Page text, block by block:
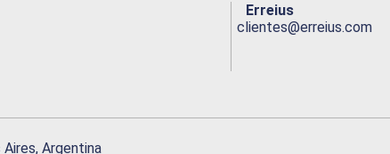
Erreius
clientes@erreius.com
Argentina